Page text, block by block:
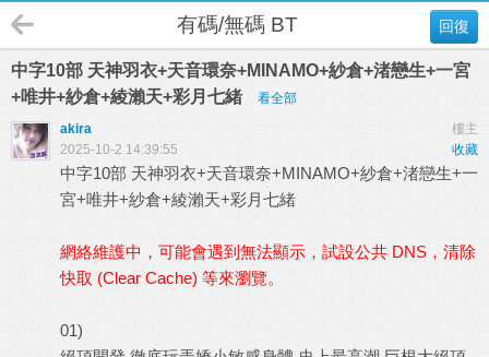
回復
有碼/無碼 BT
中字10部 天神羽衣+天音環奈+MINAMO+紗倉+渚戀生+一宮
+唯井+紗倉+綾瀨天+彩月七緒
看全部
樓主
akira
收藏
2025-10-2 14:39:55
中字10部 天神羽衣+天音環奈+MINAMO+紗倉+渚戀生+一
宮+唯井+紗倉+綾瀨天+彩月七緒
網絡維護中，可能會遇到無法顯示，試設公共 DNS，清除
快取 (Clear Cache) 等來瀏覽。
01)